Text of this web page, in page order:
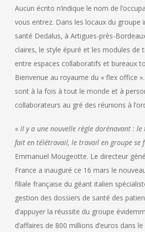
Aucun écrito n’indique le nom de
vous entrez. Dans les locaux du groupe
santé Dedalus, à Artigues-près-
claires, le style épuré et les modules de
entre espaces collaboratifs et bureaux
Bienvenue au royaume du « flex office
sont à la fois à tout le monde et à
collaborateurs au gré des réunions à
« Il y a une nouvelle règle dorénavant :
fait en télétravail, le travail en groupe se
Emmanuel Mougeotte. Le directeur
France a inauguré ce 16 mars le
filiale française du géant italien
gestion des dossiers de santé des
d’appuyer la réussite du groupe
d’affaires de 800 millions d’euros dans